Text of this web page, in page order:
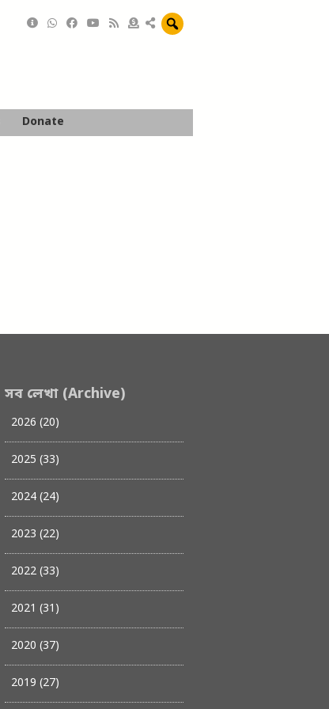
Donate
সব লেখা (Archive)
2026 (20)
2025 (33)
2024 (24)
2023 (22)
2022 (33)
2021 (31)
2020 (37)
2019 (27)